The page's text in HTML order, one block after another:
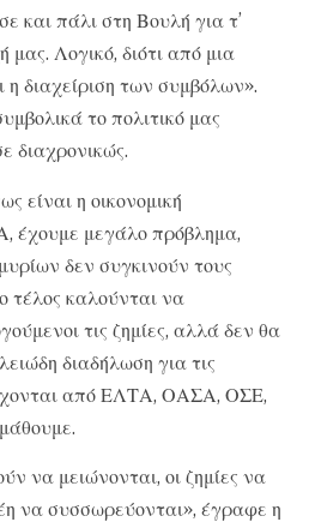
και πάλι στη Βουλή για τ’
μας. Λογικό, διότι από μια
η διαχείριση των συμβόλων».
το πολιτικό μας
διαχρονικώς.
είναι η οικονομική
έχουμε μεγάλο πρόβλημα,
δεν συγκινούν τους
τέλος καλούνται να
τις ζημίες, αλλά δεν θα
διαδήλωση για τις
από ΕΛΤΑ, ΟΑΣΑ, ΟΣΕ,
να μειώνονται, οι ζημίες να
να συσσωρεύονται», έγραφε η